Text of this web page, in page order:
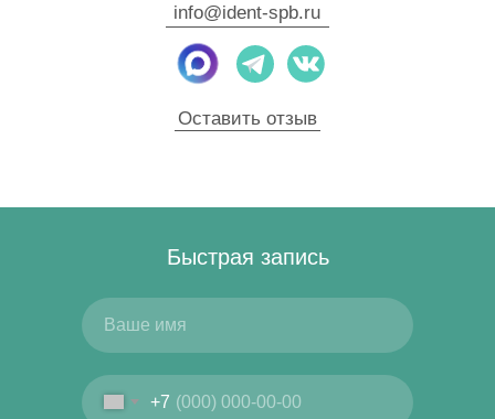
info@ident-spb.ru
Оставить отзыв
Быстрая запись
+7